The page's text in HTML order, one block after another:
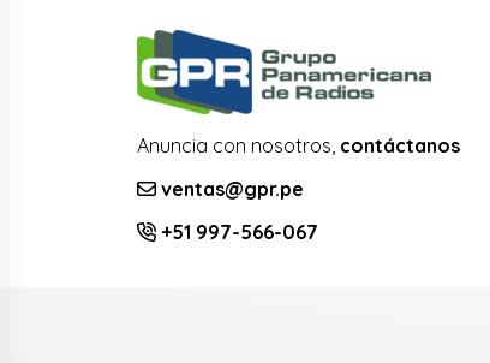
Anuncia con nosotros, contáctanos
ventas@gpr.pe
+51 997-566-067